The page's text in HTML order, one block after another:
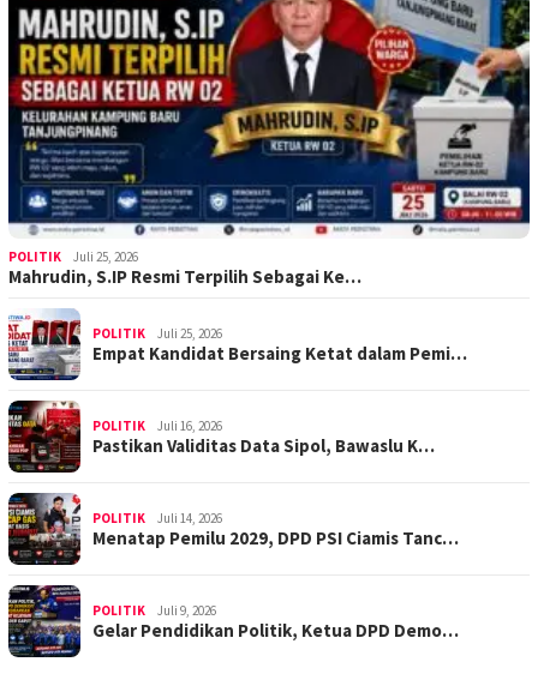
POLITIK Juli 25, 2026
Mahrudin, S.IP Resmi Terpilih Sebagai Ke…
POLITIK Juli 25, 2026
Empat Kandidat Bersaing Ketat dalam Pemi…
POLITIK Juli 16, 2026
Pastikan Validitas Data Sipol, Bawaslu K…
POLITIK Juli 14, 2026
Menatap Pemilu 2029, DPD PSI Ciamis Tanc…
POLITIK Juli 9, 2026
Gelar Pendidikan Politik, Ketua DPD Demo…